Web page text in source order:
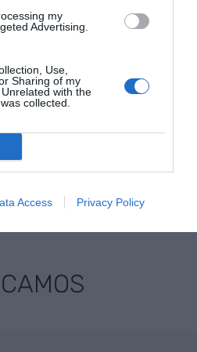
my
Advertising.
Use,
Sharing of my
with the
collected.
Access Privacy Policy
pioneros
digital